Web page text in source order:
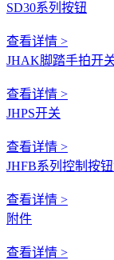
SD30系列按钮
查看详情 >
JHAK脚踏手拍开
查看详情 >
JHPS开关
查看详情 >
JHFB系列控制按
查看详情 >
附件
查看详情 >